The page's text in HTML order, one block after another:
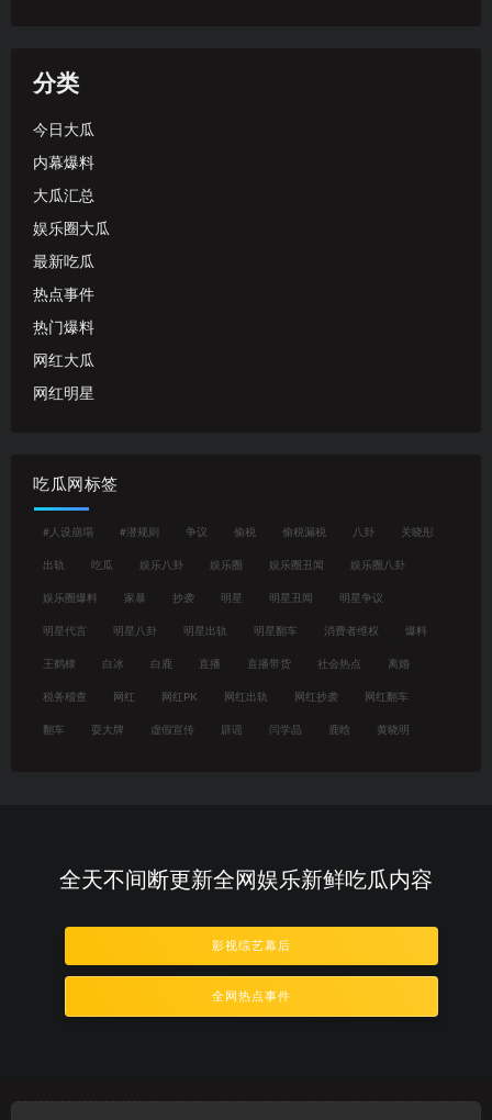
分类
今日大瓜
内幕爆料
大瓜汇总
娱乐圈大瓜
最新吃瓜
热点事件
热门爆料
网红大瓜
网红明星
吃瓜网标签
#人设崩塌 #潜规则 争议 偷税 偷税漏税 八卦 关晓彤
出轨 吃瓜 娱乐八卦 娱乐圈 娱乐圈丑闻 娱乐圈八卦
娱乐圈爆料 家暴 抄袭 明星 明星丑闻 明星争议
明星代言 明星八卦 明星出轨 明星翻车 消费者维权 爆料
王鹤棣 白冰 白鹿 直播 直播带货 社会热点 离婚
税务稽查 网红 网红PK 网红出轨 网红抄袭 网红翻车
翻车 耍大牌 虚假宣传 辟谣 闫学晶 鹿晗 黄晓明
全天不间断更新全网娱乐新鲜吃瓜内容
影视综艺幕后
全网热点事件